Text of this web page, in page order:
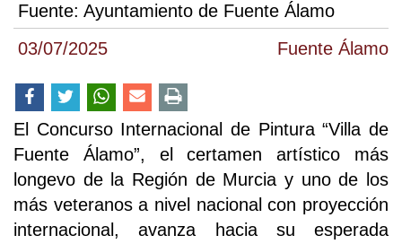
03/07/2025 Fuente Álamo
Fuente: Ayuntamiento de Fuente Álamo
El Concurso Internacional de Pintura “Villa de
Fuente Álamo”, el certamen artístico más
longevo de la Región de Murcia y uno de los
más veteranos a nivel nacional con proyección
internacional, avanza hacia su esperada